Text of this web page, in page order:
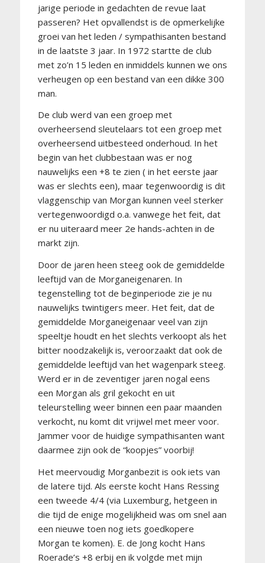
jarige periode in gedachten de revue laat
passeren? Het opvallendst is de opmerkelijke
groei van het leden / sympathisanten bestand
in de laatste 3 jaar. In 1972 startte de club
met zo’n 15 leden en inmiddels kunnen we ons
verheugen op een bestand van een dikke 300
man.
De club werd van een groep met
overheersend sleutelaars tot een groep met
overheersend uitbesteed onderhoud. In het
begin van het clubbestaan was er nog
nauwelijks een +8 te zien ( in het eerste jaar
was er slechts een), maar tegenwoordig is dit
vlaggenschip van Morgan kunnen veel sterker
vertegenwoordigd o.a. vanwege het feit, dat
er nu uiteraard meer 2e hands-achten in de
markt zijn.
Door de jaren heen steeg ook de gemiddelde
leeftijd van de Morganeigenaren. In
tegenstelling tot de beginperiode zie je nu
nauwelijks twintigers meer. Het feit, dat de
gemiddelde Morganeigenaar veel van zijn
speeltje houdt en het slechts verkoopt als het
bitter noodzakelijk is, veroorzaakt dat ook de
gemiddelde leeftijd van het wagenpark steeg.
Werd er in de zeventiger jaren nogal eens
een Morgan als gril gekocht en uit
teleurstelling weer binnen een paar maanden
verkocht, nu komt dit vrijwel met meer voor.
Jammer voor de huidige sympathisanten want
daarmee zijn ook de “koopjes” voorbij!
Het meervoudig Morganbezit is ook iets van
de latere tijd. Als eerste kocht Hans Ressing
een tweede 4/4 (via Luxemburg, hetgeen in
die tijd de enige mogelijkheid was om snel aan
een nieuwe toen nog iets goedkopere
Morgan te komen). E. de Jong kocht Hans
Roerade’s +8 erbij en ik volgde met mijn